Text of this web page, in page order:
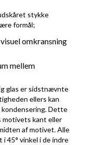
stykke
formål;
omkransning
mellem
glas er sidstnævnte
ellers kan
kondensering. Dette
motivets kant eller
af motivet. Alle
45° vinkel i de indre